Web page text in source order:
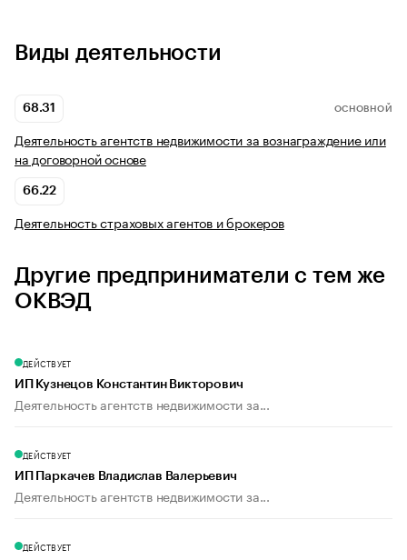
Виды деятельности
68.31 ОСНОВНОЙ
Деятельность агентств недвижимости за вознаграждение или
на договорной основе
66.22
Деятельность страховых агентов и брокеров
Другие предприниматели с тем же
ОКВЭД
ДЕЙСТВУЕТ
ИП Кузнецов Константин Викторович
Деятельность агентств недвижимости за...
ДЕЙСТВУЕТ
ИП Паркачев Владислав Валерьевич
Деятельность агентств недвижимости за...
ДЕЙСТВУЕТ